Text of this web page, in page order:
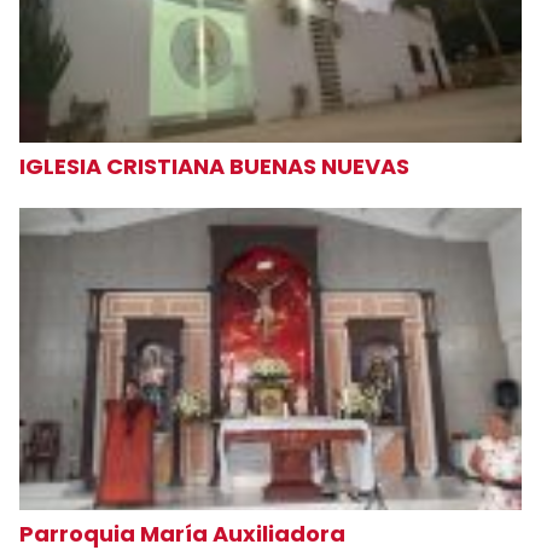
IGLESIA CRISTIANA BUENAS NUEVAS
Parroquia María Auxiliadora